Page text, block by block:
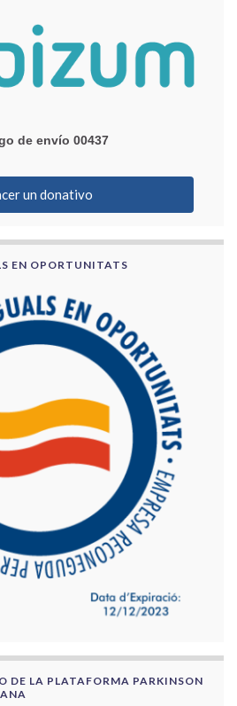
de envío 00437
un donativo
EN OPORTUNITATS
DE LA PLATAFORMA PARKINSON